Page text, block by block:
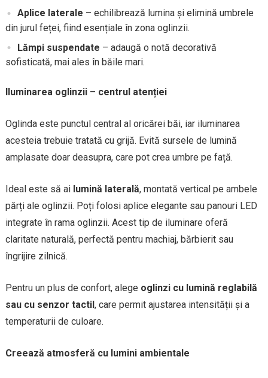
Aplice laterale – echilibrează lumina și elimină umbrele
din jurul feței, fiind esențiale în zona oglinzii.
Lămpi suspendate – adaugă o notă decorativă
sofisticată, mai ales în băile mari.
Iluminarea oglinzii – centrul atenției
Oglinda este punctul central al oricărei băi, iar iluminarea
acesteia trebuie tratată cu grijă. Evită sursele de lumină
amplasate doar deasupra, care pot crea umbre pe față.
Ideal este să ai lumină laterală, montată vertical pe ambele
părți ale oglinzii. Poți folosi aplice elegante sau panouri LED
integrate în rama oglinzii. Acest tip de iluminare oferă
claritate naturală, perfectă pentru machiaj, bărbierit sau
îngrijire zilnică.
Pentru un plus de confort, alege oglinzi cu lumină reglabilă
sau cu senzor tactil, care permit ajustarea intensității și a
temperaturii de culoare.
Creează atmosferă cu lumini ambientale